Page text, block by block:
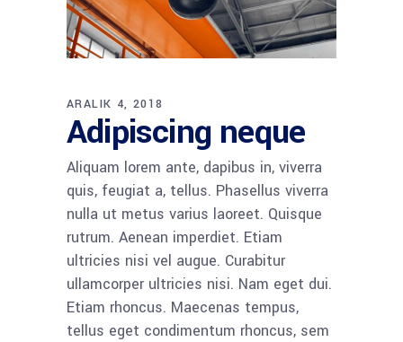
ARALIK 4, 2018
Adipiscing neque
Aliquam lorem ante, dapibus in, viverra
quis, feugiat a, tellus. Phasellus viverra
nulla ut metus varius laoreet. Quisque
rutrum. Aenean imperdiet. Etiam
ultricies nisi vel augue. Curabitur
ullamcorper ultricies nisi. Nam eget dui.
Etiam rhoncus. Maecenas tempus,
tellus eget condimentum rhoncus, sem